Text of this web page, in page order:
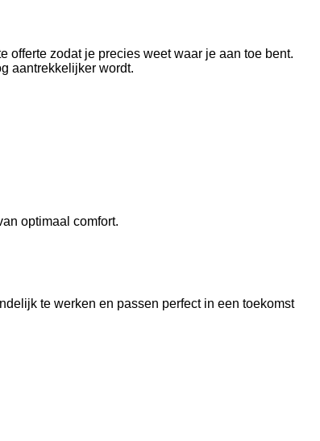
offerte zodat je precies weet waar je aan toe bent.
aantrekkelijker wordt.
optimaal comfort.
te werken en passen perfect in een toekomst